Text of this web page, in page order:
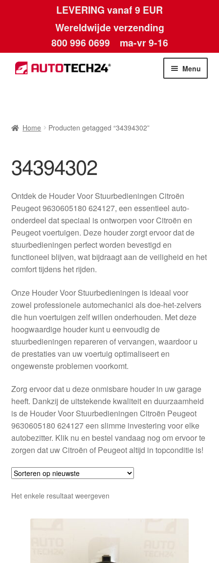
LEVERING vanaf 9 EUR
Wereldwijde verzending
800 996 0699 ma-vr 9-16
Ga
door
Ga
naar
Menu
Betalingen
Contact
Kassa
Klachten
Klachtenprocedure
Levering
Mijn account
Over ons
Wereldwijde verzending
Winkelwagen
Home Producten getagged “34394302”
34394302
Ontdek de Houder Voor Stuurbedieningen Citroën
Peugeot 9630605180 624127, een essentieel auto-
onderdeel dat speciaal is ontworpen voor Citroën en
Peugeot voertuigen. Deze houder zorgt ervoor dat de
stuurbedieningen perfect worden bevestigd en
functioneel blijven, wat bijdraagt aan de veiligheid en het
comfort tijdens het rijden.
Onze Houder Voor Stuurbedieningen is ideaal voor
zowel professionele automechanici als doe-het-zelvers
die hun voertuigen zelf willen onderhouden. Met deze
hoogwaardige houder kunt u eenvoudig de
stuurbedieningen repareren of vervangen, waardoor u
de prestaties van uw voertuig optimaliseert en
ongewenste problemen voorkomt.
Zorg ervoor dat u deze onmisbare houder in uw garage
heeft. Dankzij de uitstekende kwaliteit en duurzaamheid
is de Houder Voor Stuurbedieningen Citroën Peugeot
9630605180 624127 een slimme investering voor elke
autobezitter. Klik nu en bestel vandaag nog om ervoor te
zorgen dat uw Citroën of Peugeot altijd in topconditie is!
Het enkele resultaat weergeven